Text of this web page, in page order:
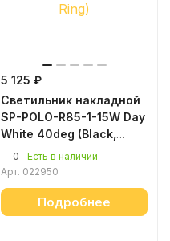
5 125 ₽
Светильник накладной
SP-POLO-R85-1-15W Day
White 40deg (Black,
Black Ring)
0
Есть в наличии
Арт. 022950
Подробнее